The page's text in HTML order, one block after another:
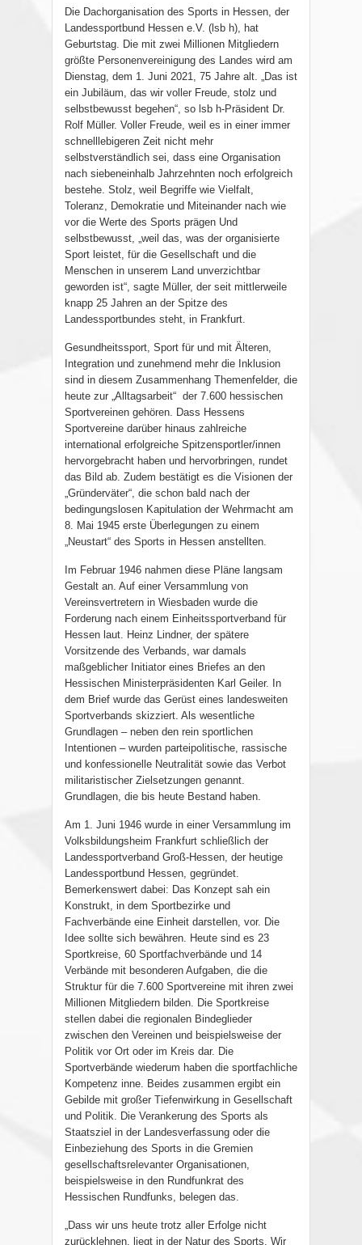
Die Dachorganisation des Sports in Hessen, der
Landessportbund Hessen e.V. (lsb h), hat
Geburtstag. Die mit zwei Millionen Mitgliedern
größte Personenvereinigung des Landes wird am
Dienstag, dem 1. Juni 2021, 75 Jahre alt. „Das ist
ein Jubiläum, das wir voller Freude, stolz und
selbstbewusst begehen“, so lsb h-Präsident Dr.
Rolf Müller. Voller Freude, weil es in einer immer
schnelllebigeren Zeit nicht mehr
selbstverständlich sei, dass eine Organisation
nach siebeneinhalb Jahrzehnten noch erfolgreich
bestehe. Stolz, weil Begriffe wie Vielfalt,
Toleranz, Demokratie und Miteinander nach wie
vor die Werte des Sports prägen Und
selbstbewusst, „weil das, was der organisierte
Sport leistet, für die Gesellschaft und die
Menschen in unserem Land unverzichtbar
geworden ist“, sagte Müller, der seit mittlerweile
knapp 25 Jahren an der Spitze des
Landessportbundes steht, in Frankfurt.
Gesundheitssport, Sport für und mit Älteren,
Integration und zunehmend mehr die Inklusion
sind in diesem Zusammenhang Themenfelder, die
heute zur „Alltagsarbeit“ der 7.600 hessischen
Sportvereinen gehören. Dass Hessens
Sportvereine darüber hinaus zahlreiche
international erfolgreiche Spitzensportler/innen
hervorgebracht haben und hervorbringen, rundet
das Bild ab. Zudem bestätigt es die Visionen der
„Gründerväter“, die schon bald nach der
bedingungslosen Kapitulation der Wehrmacht am
8. Mai 1945 erste Überlegungen zu einem
„Neustart“ des Sports in Hessen anstellten.
Im Februar 1946 nahmen diese Pläne langsam
Gestalt an. Auf einer Versammlung von
Vereinsvertretern in Wiesbaden wurde die
Forderung nach einem Einheitssportverband für
Hessen laut. Heinz Lindner, der spätere
Vorsitzende des Verbands, war damals
maßgeblicher Initiator eines Briefes an den
Hessischen Ministerpräsidenten Karl Geiler. In
dem Brief wurde das Gerüst eines landesweiten
Sportverbands skizziert. Als wesentliche
Grundlagen – neben den rein sportlichen
Intentionen – wurden parteipolitische, rassische
und konfessionelle Neutralität sowie das Verbot
militaristischer Zielsetzungen genannt.
Grundlagen, die bis heute Bestand haben.
Am 1. Juni 1946 wurde in einer Versammlung im
Volksbildungsheim Frankfurt schließlich der
Landessportverband Groß-Hessen, der heutige
Landessportbund Hessen, gegründet.
Bemerkenswert dabei: Das Konzept sah ein
Konstrukt, in dem Sportbezirke und
Fachverbände eine Einheit darstellen, vor. Die
Idee sollte sich bewähren. Heute sind es 23
Sportkreise, 60 Sportfachverbände und 14
Verbände mit besonderen Aufgaben, die die
Struktur für die 7.600 Sportvereine mit ihren zwei
Millionen Mitgliedern bilden. Die Sportkreise
stellen dabei die regionalen Bindeglieder
zwischen den Vereinen und beispielsweise der
Politik vor Ort oder im Kreis dar. Die
Sportverbände wiederum haben die sportfachliche
Kompetenz inne. Beides zusammen ergibt ein
Gebilde mit großer Tiefenwirkung in Gesellschaft
und Politik. Die Verankerung des Sports als
Staatsziel in der Landesverfassung oder die
Einbeziehung des Sports in die Gremien
gesellschaftsrelevanter Organisationen,
beispielsweise in den Rundfunkrat des
Hessischen Rundfunks, belegen das.
„Dass wir uns heute trotz aller Erfolge nicht
zurücklehnen, liegt in der Natur des Sports. Wir